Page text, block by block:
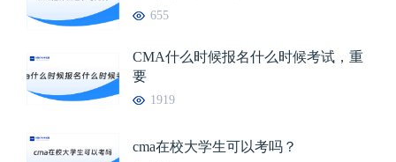
655
CMA什么时候报名什么时候考试，重
要
1919
cma在校大学生可以考吗？